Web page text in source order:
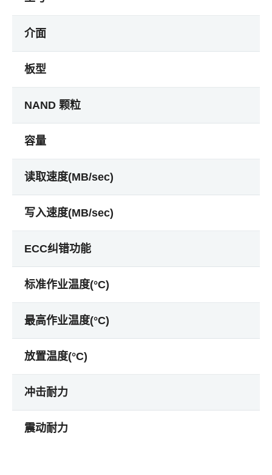
介面
板型
NAND 颗粒
容量
读取速度(MB/sec)
写入速度(MB/sec)
ECC纠错功能
标准作业温度(°C)
最高作业温度(°C)
放置温度(°C)
冲击耐力
震动耐力